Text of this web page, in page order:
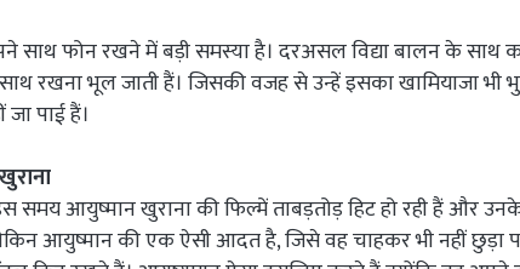
साथ फोन रखने में बड़ी समस्या है। दरअसल विद्या बालन के साथ
रखना भूल जाती हैं। जिसकी वजह से उन्हें इसका खामियाजा भी
पाई हैं।
समय आयुष्मान खुराना की फिल्में ताबड़तोड़ हिट हो रही हैं और
आयुष्मान की एक ऐसी आदत है, जिसे वह चाहकर भी नहीं छुड़ा